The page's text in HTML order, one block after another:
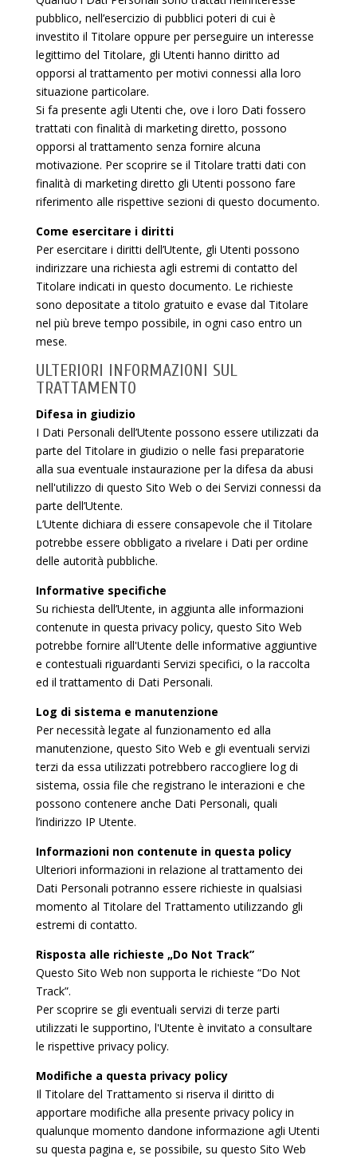
pubblico, nell’esercizio di pubblici poteri di cui è
investito il Titolare oppure per perseguire un interesse
legittimo del Titolare, gli Utenti hanno diritto ad
opporsi al trattamento per motivi connessi alla loro
situazione particolare.
Si fa presente agli Utenti che, ove i loro Dati fossero
trattati con finalità di marketing diretto, possono
opporsi al trattamento senza fornire alcuna
motivazione. Per scoprire se il Titolare tratti dati con
finalità di marketing diretto gli Utenti possono fare
riferimento alle rispettive sezioni di questo documento.
Come esercitare i diritti
Per esercitare i diritti dell’Utente, gli Utenti possono
indirizzare una richiesta agli estremi di contatto del
Titolare indicati in questo documento. Le richieste
sono depositate a titolo gratuito e evase dal Titolare
nel più breve tempo possibile, in ogni caso entro un
mese.
ULTERIORI INFORMAZIONI SUL
TRATTAMENTO
Difesa in giudizio
I Dati Personali dell’Utente possono essere utilizzati da
parte del Titolare in giudizio o nelle fasi preparatorie
alla sua eventuale instaurazione per la difesa da abusi
nell'utilizzo di questo Sito Web o dei Servizi connessi da
parte dell’Utente.
L’Utente dichiara di essere consapevole che il Titolare
potrebbe essere obbligato a rivelare i Dati per ordine
delle autorità pubbliche.
Informative specifiche
Su richiesta dell’Utente, in aggiunta alle informazioni
contenute in questa privacy policy, questo Sito Web
potrebbe fornire all'Utente delle informative aggiuntive
e contestuali riguardanti Servizi specifici, o la raccolta
ed il trattamento di Dati Personali.
Log di sistema e manutenzione
Per necessità legate al funzionamento ed alla
manutenzione, questo Sito Web e gli eventuali servizi
terzi da essa utilizzati potrebbero raccogliere log di
sistema, ossia file che registrano le interazioni e che
possono contenere anche Dati Personali, quali
l’indirizzo IP Utente.
Informazioni non contenute in questa policy
Ulteriori informazioni in relazione al trattamento dei
Dati Personali potranno essere richieste in qualsiasi
momento al Titolare del Trattamento utilizzando gli
estremi di contatto.
Risposta alle richieste „Do Not Track”
Questo Sito Web non supporta le richieste “Do Not
Track”.
Per scoprire se gli eventuali servizi di terze parti
utilizzati le supportino, l'Utente è invitato a consultare
le rispettive privacy policy.
Modifiche a questa privacy policy
Il Titolare del Trattamento si riserva il diritto di
apportare modifiche alla presente privacy policy in
qualunque momento dandone informazione agli Utenti
su questa pagina e, se possibile, su questo Sito Web